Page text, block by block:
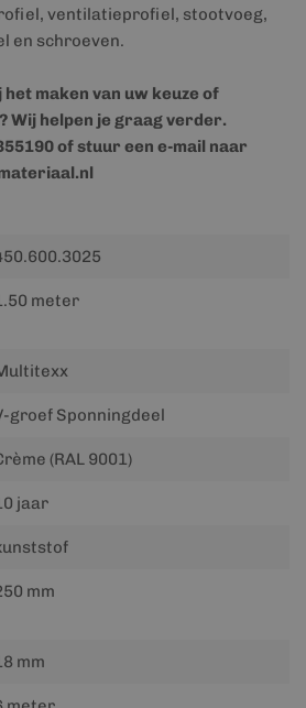
ventilatieprofiel, stootvoeg,
en schroeven.
het maken van uw keuze of
Wij helpen je graag verder.
of stuur een e-mail naar
meter
groef Sponningdeel
(RAL 9001)
jaar
mm
mm